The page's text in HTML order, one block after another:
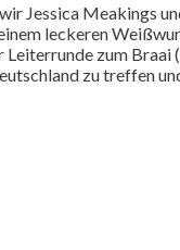
Jessica Meakings
leckeren
zum
zu treffen